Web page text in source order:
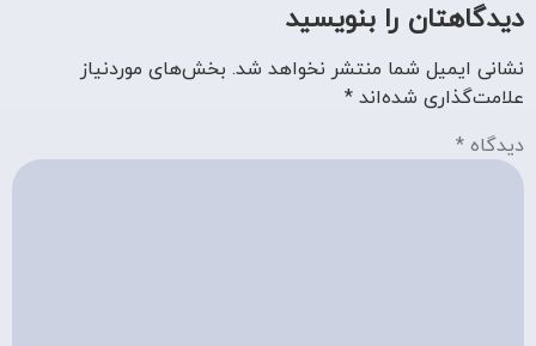
دیدگاهتان را بنویسید
نشانی ایمیل شما منتشر نخواهد شد. بخش‌های موردنیاز
علامت‌گذاری شده‌اند *
دیدگاه *